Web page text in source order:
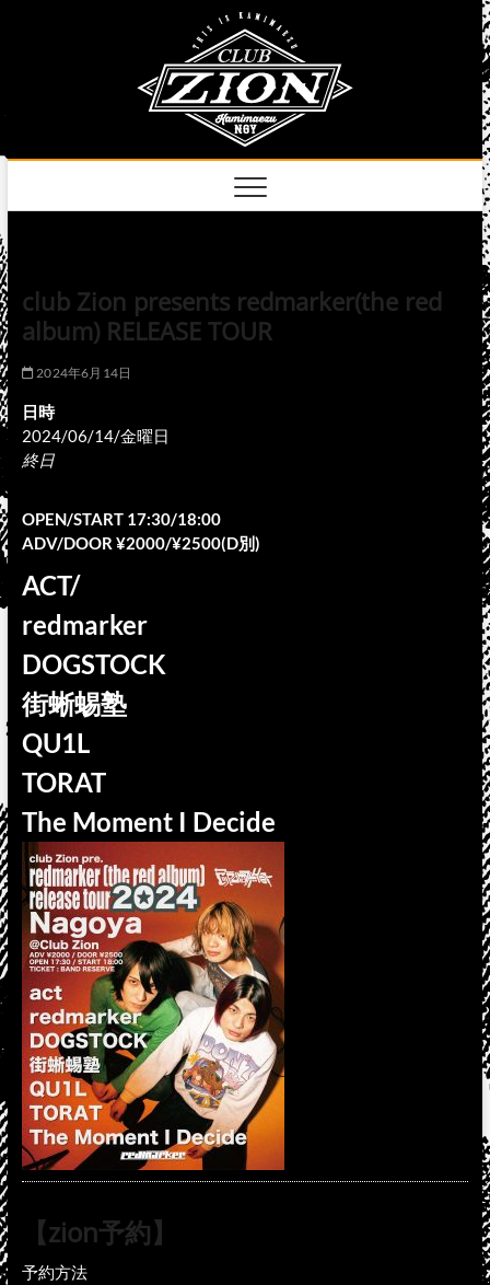
club Zion presents redmarker(the red
album) RELEASE TOUR
2024年6月14日
日時
2024/06/14/金曜日
終日
OPEN/START 17:30/18:00
ADV/DOOR ¥2000/¥2500(D別)
ACT/
redmarker
DOGSTOCK
街蜥蜴塾
QU1L
TORAT
The Moment I Decide
【zion予約】
予約方法